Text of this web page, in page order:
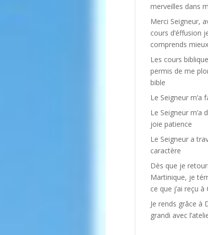
merveilles dans
Merci Seigneur,
cours d’éffusion
comprends
Les cours
permis de me
bible
Le Seigneur m’a
Le Seigneur m’a
joie patience
Le Seigneur a
caractère
Dès que je
Martinique, je
ce que j’ai reçu à
Je rends grâce à
grandi avec